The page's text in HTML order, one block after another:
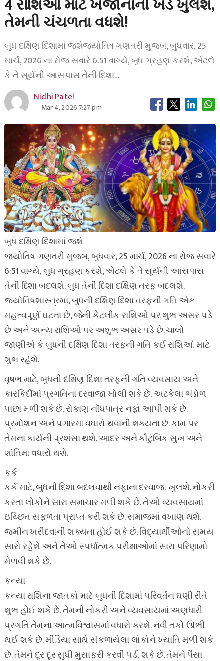
4 રાશિઓ માટે ખજાનાનો ખંડ ખુલશે,
તેમની ચંચળતા વધશે!
બુધ દક્ષિણ દિશામાં જશેજ્યોતિષ ગણતરી મુજબ, બુધવાર, 25
માર્ચ, 2026 ના રોજ સવારે 6:51 વાગ્યે, બુધ ગ્રહણ કરશે, એટલે
કે તે સૂર્યની આસપાસ તેની દિશા…
Nidhi Patel
Mar 4, 2026 7:27 pm
બુધ દક્ષિણ દિશામાં જશે
જ્યોતિષ ગણતરી મુજબ, બુધવાર, 25 માર્ચ, 2026 ના રોજ સવારે
6:51 વાગ્યે, બુધ ગ્રહણ કરશે, એટલે કે તે સૂર્યની આસપાસ
તેની દિશા બદલશે. બુધ તેની દિશા દક્ષિણ તરફ બદલશે.
જ્યોતિષશાસ્ત્રમાં, બુધની દક્ષિણ દિશા તરફની ગતિ એક
મહત્વપૂર્ણ ઘટના છે, જેની કેટલીક રાશિઓ પર શુભ અસર પડે
છે અને અન્ય રાશિઓ પર અશુભ અસર પડે છે. ચાલો
જાણીએ કે બુધની દક્ષિણ દિશા તરફની ગતિ કઈ રાશિઓ માટે
શુભ રહેશે.
વૃષભ માટે, બુધની દક્ષિણ દિશા તરફની ગતિ વ્યવસાય અને
કારકિર્દીમાં પ્રગતિના દરવાજા ખોલી શકે છે. અટકેલા ભંડોળ
પાછા મળી શકે છે. રોકાણ નોંધપાત્ર નફો આપી શકે છે.
પ્રમોશન અને પગારમાં વધારો થવાની શક્યતા છે. કામ પર
તેમના કાર્યની પ્રશંસા થશે. આદર અને કૌટુંબિક સુખ અને
શાંતિમાં વધારો થશે.
કર્ક
કર્ક માટે, બુધની દિશા બદલવાથી નફાના દરવાજા ખુલશે. નોકરી
કરતા લોકોને સારા સમાચાર મળી શકે છે. તેઓ વ્યવસાયમાં
ઇચ્છિત સફળતા પ્રાપ્ત કરી શકે છે. સમાજમાં વખાણ થશે.
જમીન ખરીદવાની શક્યતા હોઈ શકે છે. વિદ્યાર્થીઓનો સમય
સારો રહેશે અને તેઓ સ્પર્ધાત્મક પરીક્ષાઓમાં સારા પરિણામો
મેળવી શકે છે.
કન્યા
કન્યા રાશિના જાતકો માટે બુધની દિશામાં પરિવર્તન ઘણી રીતે
શુભ હોઈ શકે છે. તેમની નોકરી અને વ્યવસાયમાં અણધારી
પ્રગતિ તેમના આત્મવિશ્વાસમાં વધારો કરશે. નવી તકો ઊભી
થઈ શકે છે. મીડિયા સાથે સંકળાયેલા લોકોને ખ્યાતિ મળી શકે
છે. તેમને દૂર દૂર સુધી મુસાફરી કરવી પડી શકે છે. તેમને પૈસા